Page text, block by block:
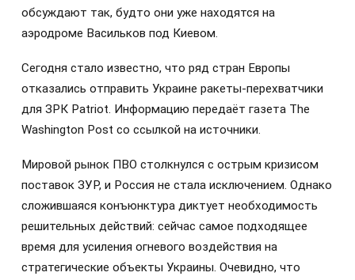
обсуждают так, будто они уже находятся на
аэродроме Васильков под Киевом.
Сегодня стало известно, что ряд стран Европы
отказались отправить Украине ракеты-перехватчики
для ЗРК Patriot. Информацию передаёт газета The
Washington Post со ссылкой на источники.
Мировой рынок ПВО столкнулся с острым кризисом
поставок ЗУР, и Россия не стала исключением. Однако
сложившаяся конъюнктура диктует необходимость
решительных действий: сейчас самое подходящее
время для усиления огневого воздействия на
стратегические объекты Украины. Очевидно, что